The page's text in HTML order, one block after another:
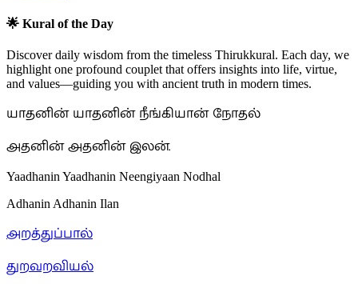
🌟 Kural of the Day
Discover daily wisdom from the timeless Thirukkural. Each day, we
highlight one profound couplet that offers insights into life, virtue,
and values—guiding you with ancient truth in modern times.
யாதனின் யாதனின் நீங்கியான் நோதல்
அதனின் அதனின் இலன்.
Yaadhanin Yaadhanin Neengiyaan Nodhal
Adhanin Adhanin Ilan
அறத்துப்பால்
துறவறவியல்